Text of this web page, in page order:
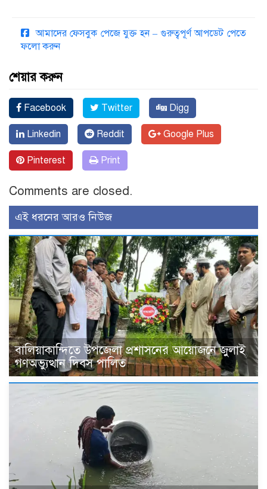
আমাদের ফেসবুক পেজে যুক্ত হন – গুরুত্বপূর্ণ আপডেট পেতে
ফলো করুন
শেয়ার করুন
Facebook Twitter Digg
Linkedin Reddit Google Plus
Pinterest Print
Comments are closed.
এই ধরনের আরও নিউজ
বালিয়াকান্দিতে উপজেলা প্রশাসনের আয়োজনে জুলাই
গণঅভ্যুত্থান দিবস পালিত